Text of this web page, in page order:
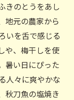
店
楽しみ方
の和食ランチ
の魅力
スポット
きのとうをあし
地元の農家から
いを舌で感じる
や、梅干しを使
暑い日にぴった
人々に爽やかな
秋刀魚の塩焼き